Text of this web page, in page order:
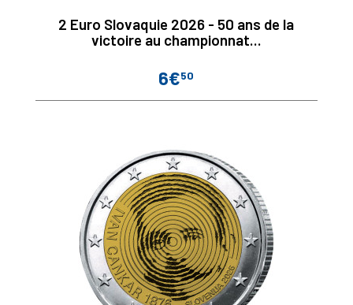
2 Euro Slovaquie 2026 - 50 ans de la
victoire au championnat...
Prix
6€50